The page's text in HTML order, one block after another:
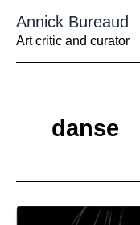
contenu
Annick Bureaud
Art critic and curator
danse